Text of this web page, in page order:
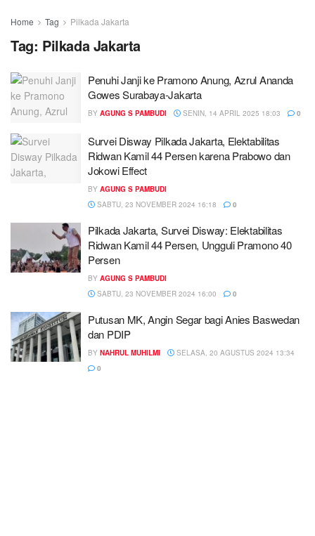
Home Tag Pilkada Jakarta
Tag: Pilkada Jakarta
Penuhi Janji ke Pramono Anung, Azrul Ananda
Gowes Surabaya-Jakarta
BY AGUNG S PAMBUDI SENIN, 14 APRIL 2025 18:03 0
Survei Disway Pilkada Jakarta, Elektabilitas
Ridwan Kamil 44 Persen karena Prabowo dan
Jokowi Effect
BY AGUNG S PAMBUDI
SABTU, 23 NOVEMBER 2024 16:18
0
Pilkada Jakarta, Survei Disway: Elektabilitas
Ridwan Kamil 44 Persen, Ungguli Pramono 40
Persen
BY AGUNG S PAMBUDI
SABTU, 23 NOVEMBER 2024 16:00
0
Putusan MK, Angin Segar bagi Anies Baswedan
dan PDIP
BY NAHRUL MUHILMI
SELASA, 20 AGUSTUS 2024 13:34
0